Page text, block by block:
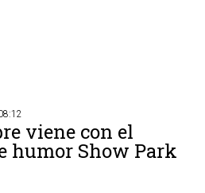
viene con el
humor Show Park